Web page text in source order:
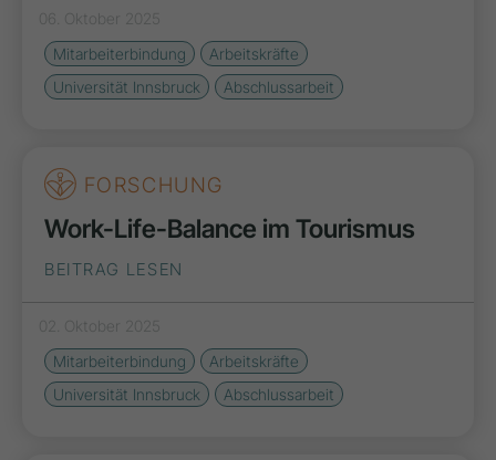
06. Oktober 2025
Mitarbeiterbindung
Arbeitskräfte
Universität Innsbruck
Abschlussarbeit
FORSCHUNG
Work-Life-Balance im Tourismus
BEITRAG LESEN
02. Oktober 2025
Mitarbeiterbindung
Arbeitskräfte
Universität Innsbruck
Abschlussarbeit